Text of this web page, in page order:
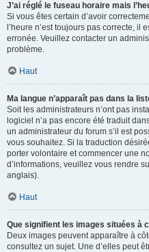
J’ai réglé le fuseau horaire mais
Si vous êtes certain d’avoir
l’heure n’est toujours pas correcte, il
erronée. Veuillez contacter un
problème.
Haut
Ma langue n’apparaît pas dans la
Soit les administrateurs n’ont pas
logiciel n’a pas encore été traduit
un administrateur du forum s’il est
vous souhaitez. Si la traduction
porter volontaire et commencer une
d’informations, veuillez vous rendre
anglais).
Haut
Que signifient les images situées à
Deux images peuvent apparaître à
consultez un sujet. Une d’elles peut